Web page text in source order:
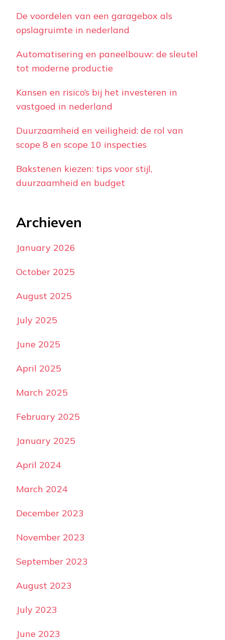
De voordelen van een garagebox als
opslagruimte in nederland
Automatisering en paneelbouw: de sleutel
tot moderne productie
Kansen en risico’s bij het investeren in
vastgoed in nederland
Duurzaamheid en veiligheid: de rol van
scope 8 en scope 10 inspecties
Bakstenen kiezen: tips voor stijl,
duurzaamheid en budget
Archieven
January 2026
October 2025
August 2025
July 2025
June 2025
April 2025
March 2025
February 2025
January 2025
April 2024
March 2024
December 2023
November 2023
September 2023
August 2023
July 2023
June 2023